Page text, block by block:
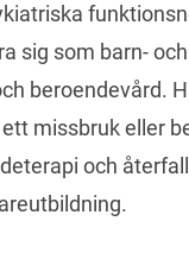
sig som barn-
beroendevård.
missbruk eller
och